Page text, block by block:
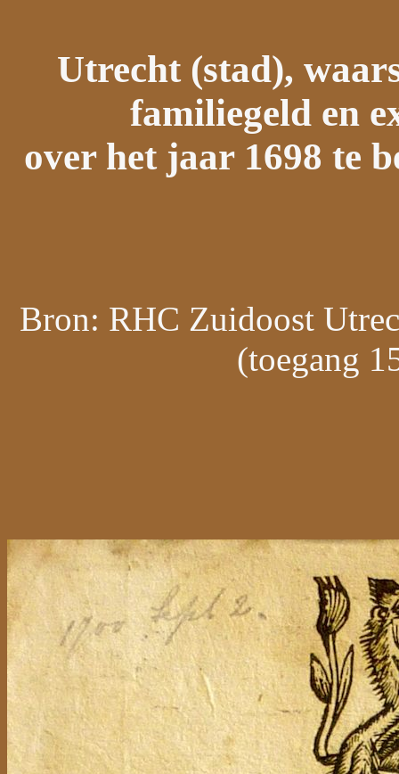
Utrecht (stad),
familiegeld en
over het jaar 1698 te
Bron: RHC Zuidoost
(toegang